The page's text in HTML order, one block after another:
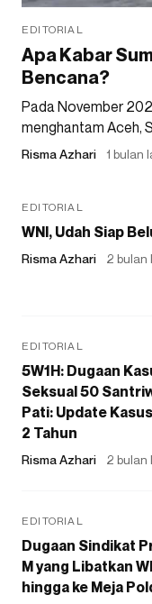
EDITORIAL
Apa Kabar
Bencana?
Pada November
menghantam Aceh,
Risma Azhari 1 bulan
EDITORIAL
WNI, Udah Siap
Risma Azhari 2 bulan
EDITORIAL
5W1H: Dugaan
Seksual 50
Pati: Update
2 Tahun
Risma Azhari 2 bulan
EDITORIAL
Dugaan Sindikat
M yang Libatkan
hingga ke Meja